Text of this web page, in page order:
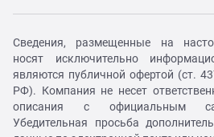
Сведения, размещенные на
носят исключительно
являются публичной офертой (ст.
РФ). Компания не несет
описания с официальным
Убедительная просьба